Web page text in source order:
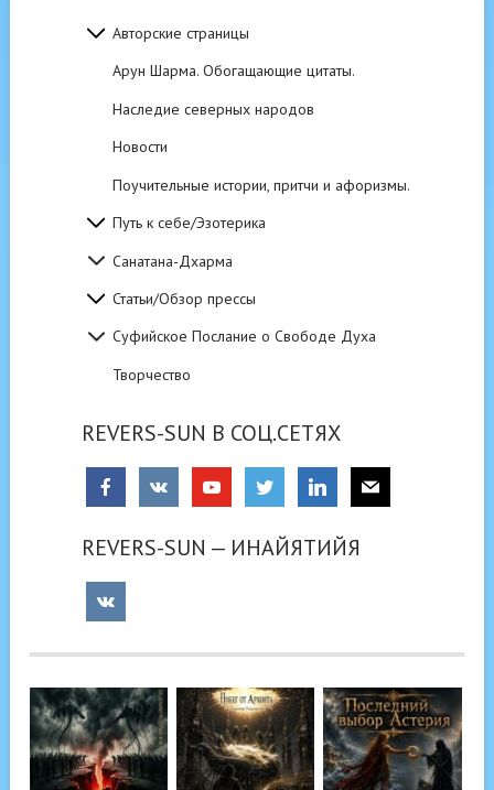
Авторские страницы
Арун Шарма. Обогащающие цитаты.
Наследие северных народов
Новости
Поучительные истории, притчи и афоризмы.
Путь к себе/Эзотерика
Санатана-Дхарма
Статьи/Обзор прессы
Суфийское Послание о Свободе Духа
Творчество
REVERS-SUN В СОЦ.СЕТЯХ
REVERS-SUN — ИНАЙЯТИЙЯ